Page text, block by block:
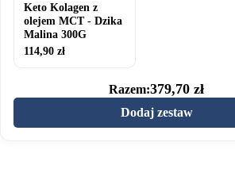
Keto Kolagen z
olejem MCT - Dzika
Malina 300G
114,90 zł
Razem:379,70zł
Dodaj zestaw